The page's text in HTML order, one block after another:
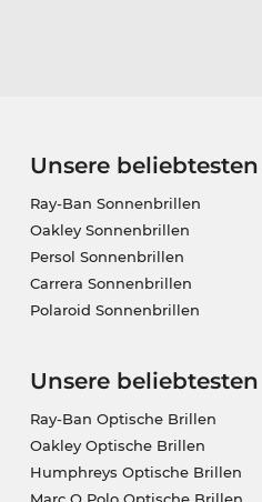
Unsere
Ray-Ban Sonnenbrillen
Oakley Sonnenbrillen
Persol Sonnenbrillen
Carrera Sonnenbrillen
Polaroid Sonnenbrillen
Unsere
Ray-Ban Optische Brillen
Oakley Optische Brillen
Humphreys Optische Brillen